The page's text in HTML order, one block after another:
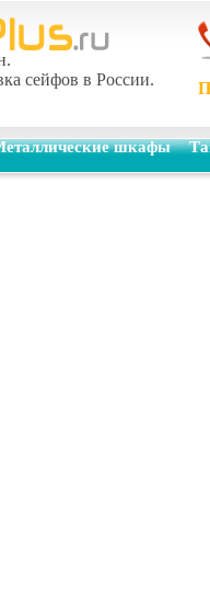
сейфов в России.
шкафы